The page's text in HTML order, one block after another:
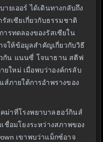
ยเออร์ ได้เดินทางกลับถึง
สเซียเกี่ยวกับธรรมชาติ
ารทดลองของรัสเซียใน
จให้ข้อมูลสำคัญเกี่ยวกับวิธี
กัน แนนซี่ โจนาธาน สตีฟ
ใหม่ เมื่อพบว่าองค์กรลับ
ส์ภายใต้การอำพรางของ
ม่าที่โรงพยาบาลฮอว์กินส์
เชื่อมโยงระหว่างสภาพของ
เขาพบว่าแม็กซ์อาจ